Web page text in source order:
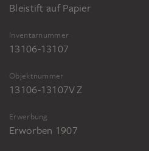
Bleistift auf Papier
Inventarnummer
13106-13107
Objektnummer
13106-13107V Z
Erwerbung
Erworben 1907